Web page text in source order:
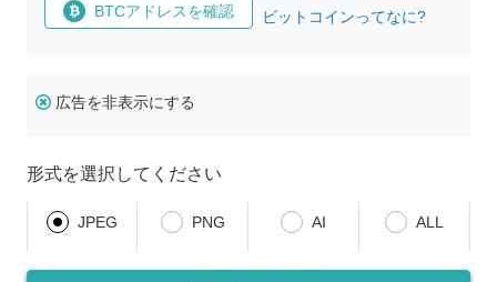
BTCアドレスを確認 ビットコインってなに?
広告を非表示にする
形式を選択してください
JPEG PNG AI ALL